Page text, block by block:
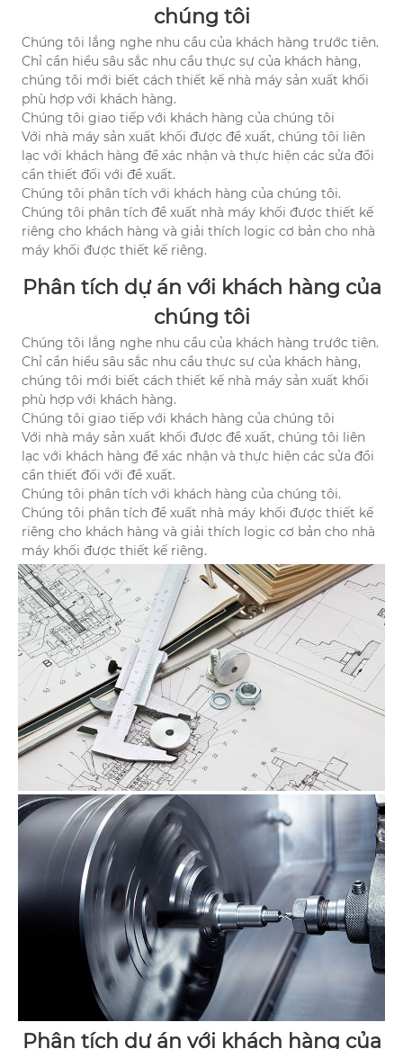
chúng tôi
Chúng tôi lắng nghe nhu cầu của khách hàng trước tiên.
Chỉ cần hiểu sâu sắc nhu cầu thực sự của khách hàng,
chúng tôi mới biết cách thiết kế nhà máy sản xuất khối
phù hợp với khách hàng.
Chúng tôi giao tiếp với khách hàng của chúng tôi
Với nhà máy sản xuất khối được đề xuất, chúng tôi liên
lạc với khách hàng để xác nhận và thực hiện các sửa đổi
cần thiết đối với đề xuất.
Chúng tôi phân tích với khách hàng của chúng tôi.
Chúng tôi phân tích đề xuất nhà máy khối được thiết kế
riêng cho khách hàng và giải thích logic cơ bản cho nhà
máy khối được thiết kế riêng.
Phân tích dự án với khách hàng của
chúng tôi
Chúng tôi lắng nghe nhu cầu của khách hàng trước tiên.
Chỉ cần hiểu sâu sắc nhu cầu thực sự của khách hàng,
chúng tôi mới biết cách thiết kế nhà máy sản xuất khối
phù hợp với khách hàng.
Chúng tôi giao tiếp với khách hàng của chúng tôi
Với nhà máy sản xuất khối được đề xuất, chúng tôi liên
lạc với khách hàng để xác nhận và thực hiện các sửa đổi
cần thiết đối với đề xuất.
Chúng tôi phân tích với khách hàng của chúng tôi.
Chúng tôi phân tích đề xuất nhà máy khối được thiết kế
riêng cho khách hàng và giải thích logic cơ bản cho nhà
máy khối được thiết kế riêng.
Phân tích dự án với khách hàng của